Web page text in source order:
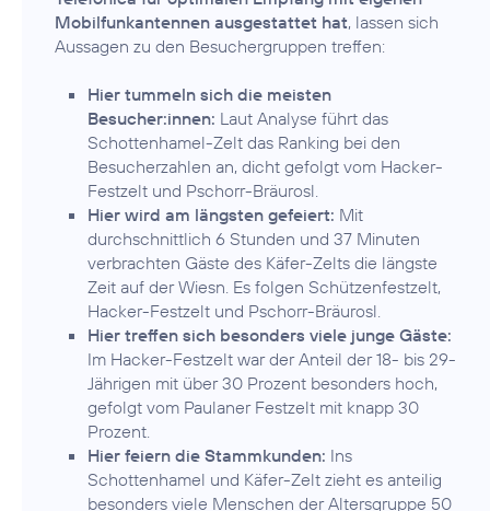
Mobilfunkantennen ausgestattet hat, lassen sich
Aussagen zu den Besuchergruppen treffen:
Hier tummeln sich die meisten
Besucher:innen: Laut Analyse führt das
Schottenhamel-Zelt das Ranking bei den
Besucherzahlen an, dicht gefolgt vom Hacker-
Festzelt und Pschorr-Bräurosl.
Hier wird am längsten gefeiert: Mit
durchschnittlich 6 Stunden und 37 Minuten
verbrachten Gäste des Käfer-Zelts die längste
Zeit auf der Wiesn. Es folgen Schützenfestzelt,
Hacker-Festzelt und Pschorr-Bräurosl.
Hier treffen sich besonders viele junge Gäste:
Im Hacker-Festzelt war der Anteil der 18- bis 29-
Jährigen mit über 30 Prozent besonders hoch,
gefolgt vom Paulaner Festzelt mit knapp 30
Prozent.
Hier feiern die Stammkunden: Ins
Schottenhamel und Käfer-Zelt zieht es anteilig
besonders viele Menschen der Altersgruppe 50